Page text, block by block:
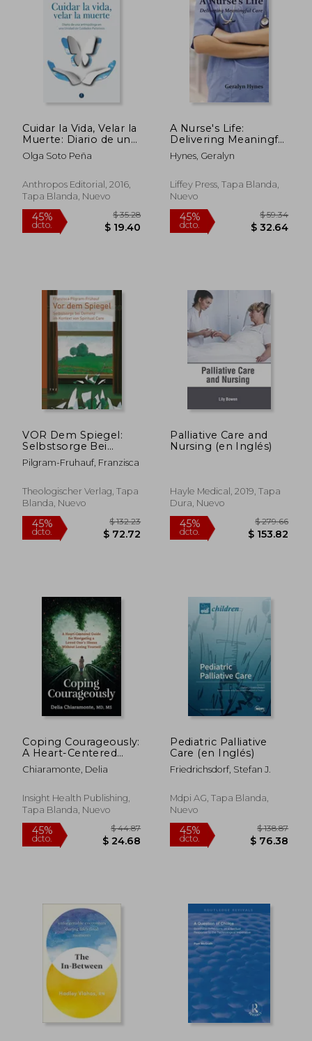
45%
dcto. $ 59.39 dcto.
Cuidar la Vida, Velar la
Muerte: Diario de una
Antropóloga en una
Unidad de Cuidados
Olga Soto Peña
Anthropos Editorial, 2016,
Tapa Blanda, Nuevo
45%
dcto. $ 19.40
A Nurse's Life:
Delivering Meaningful
Care (en Inglés)
Hynes, Geralyn
Liffey Press, Tapa Blanda,
Nuevo
45%
dcto. $
VOR Dem Spiegel:
Selbstsorge Bei
Demenz Im Kontext
Von Spiritual Care (en
Pilgram-Fruhauf, Franzisca
Theologischer Verlag, Tapa
Blanda, Nuevo
Palliative Care and
Nursing (en Inglés)
Hayle Medical, 2019, Tapa
Dura, Nuevo
Coping Courageously:
A Heart-Centered
Guide for Navigating a
Loved One's Illness
Yourself (en Inglés)
Chiaramonte, Delia
Insight Health Publishing,
Tapa Blanda, Nuevo
Pediatric Palliative
Care (en Inglés)
Friedrichsdorf, Stefan J.
Mdpi AG, Tapa Blanda,
Nuevo